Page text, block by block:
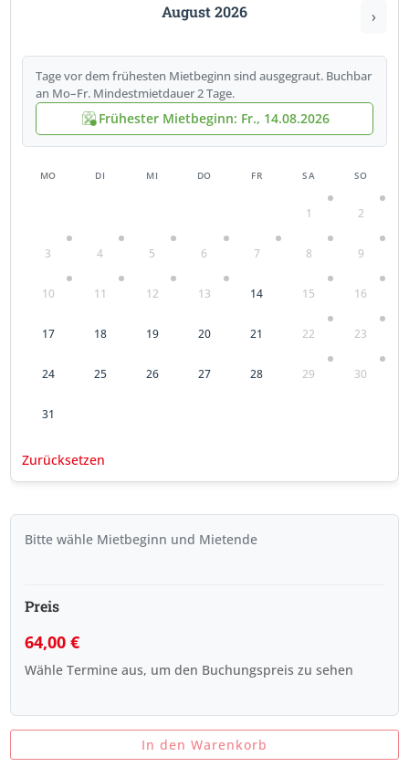
August 2026 ›
Tage vor dem frühesten Mietbeginn sind ausgegraut. Buchbar
an Mo–Fr. Mindestmietdauer 2 Tage.
Frühester Mietbeginn: Fr., 14.08.2026
MO DI MI DO FR SA SO
1 2
3 4 5 6 7 8 9
10 11 12 13 14 15 16
17 18 19 20 21 22 23
24 25 26 27 28 29 30
31
Zurücksetzen
Bitte wähle Mietbeginn und Mietende
Preis
64,00€
Wähle Termine aus, um den Buchungspreis zu sehen
In den Warenkorb